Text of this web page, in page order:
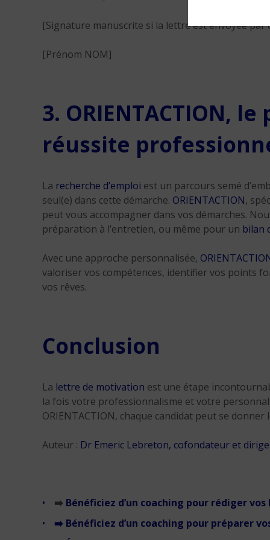
[Signature manuscrite si la lettre est envoyée par
[Prénom NOM]
3. ORIENTACTION,
réussite
La recherche d’emploi est un parcours semé
seul(e) dans cette démarche. ORIENTACTION,
peut vous accompagner dans vos démarches.
préparation à l’entretien, ou même pour un bilan
Avec une approche personnalisée,
valoriser vos compétences, identifier vos points
vos rêves.
Conclusion
La lettre de motivation est une étape
la fois votre professionnalisme et votre
ORIENTACTION, chaque candidat peut se donner
Auteur : Dr Emeric Lebreton, cofondateur et
➡️ Bénéficiez d’un coaching pour rédiger
➡️ Bénéficiez d’un coaching pour préparer